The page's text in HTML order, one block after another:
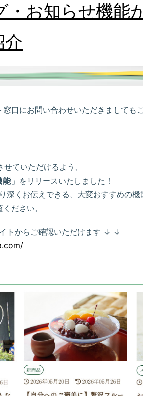
・お知らせ機能
介
口にお問い合わせいただきましても
ていただけるよう、
能 」をリリースいたしました！
深くお伝えできる、大変おすすめの機
ください。
トからご確認いただけます ↓ ↓